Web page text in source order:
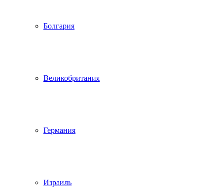
Болгария
Великобритания
Германия
Израиль